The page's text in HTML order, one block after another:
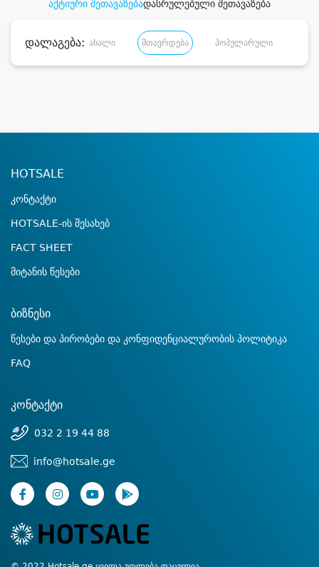
აქტიური შეთავაზებადასრულებული შეთავაზება
დალაგება: ახალი მთავრდება პოპულარული
HOTSALE
კონტაქტი
HOTSALE-ის შესახებ
FACT SHEET
მიტანის წესები
ბიზნესი
წესები და პირობები და კონფიდენციალურობის პოლიტიკა
FAQ
კონტაქტი
032 2 19 44 88
info@hotsale.ge